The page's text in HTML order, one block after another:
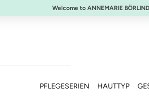
Welcome to ANNEMARIE
PFLEGESERIEN HAUTTYP